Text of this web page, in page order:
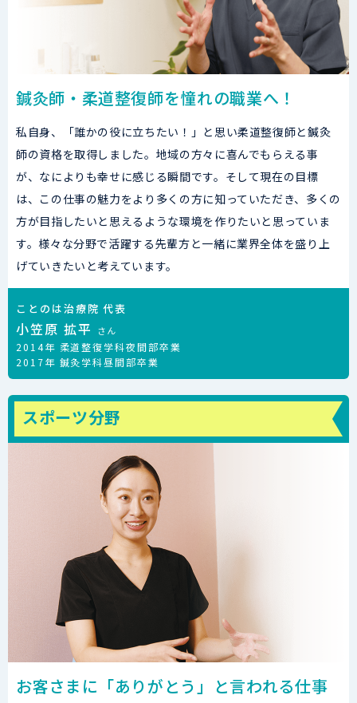
鍼灸師・柔道整復師を憧れの職業へ！
私自身、「誰かの役に立ちたい！」と思い柔道整復師と鍼灸
師の資格を取得しました。地域の方々に喜んでもらえる事
が、なによりも幸せに感じる瞬間です。そして現在の目標
は、この仕事の魅力をより多くの方に知っていただき、多くの
方が目指したいと思えるような環境を作りたいと思っていま
す。様々な分野で活躍する先輩方と一緒に業界全体を盛り上
げていきたいと考えています。
ことのは治療院 代表
小笠原 拡平 さん
2014年 柔道整復学科夜間部卒業
2017年 鍼灸学科昼間部卒業
スポーツ分野
お客さまに「ありがとう」と言われる仕事